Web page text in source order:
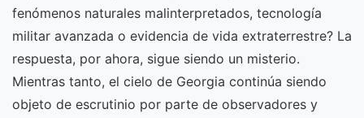
fenómenos naturales malinterpretados, tecnología
militar avanzada o evidencia de vida extraterrestre? La
respuesta, por ahora, sigue siendo un misterio.
Mientras tanto, el cielo de Georgia continúa siendo
objeto de escrutinio por parte de observadores y